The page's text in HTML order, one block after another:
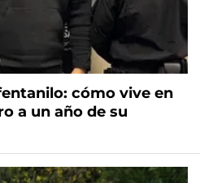
cómo vive en
a un año de su